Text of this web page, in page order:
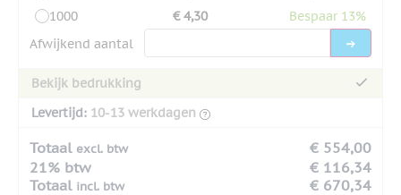
1000
€ 4,30
Bespaar 13%
Afwijkend aantal
Bekijk bedrukking
Levertijd: 10-13 werkdagen
Totaal excl. btw
€ 554,00
21% btw
€ 116,34
Totaal incl. btw € 670,34